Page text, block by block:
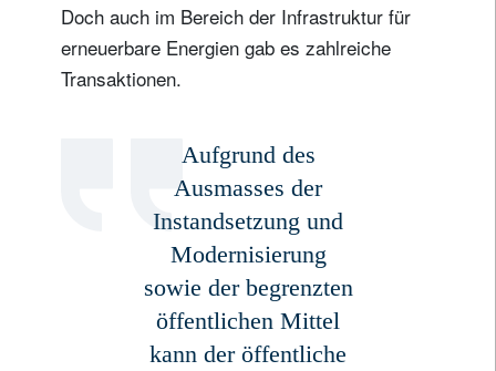
Doch auch im Bereich der Infrastruktur für
erneuerbare Energien gab es zahlreiche
Transaktionen.
Aufgrund des
Ausmasses der
Instandsetzung und
Modernisierung
sowie der begrenzten
öffentlichen Mittel
kann der öffentliche